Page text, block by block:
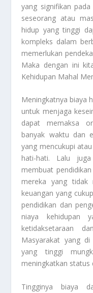
yang signifikan
seseorang atau
hidup yang tinggi
kompleks dalam
memerlukan
Maka dengan ini
Kehidupan Mahal
Meningkatnya biaya
untuk menjaga
dapat memaksa
banyak waktu dan
yang mencukupi
hati-hati. Lalu
membuat
mereka yang tidak
keuangan yang
pendidikan dan
niaya kehidupan
ketidaksetaraan
Masyarakat yang
yang tinggi
meningkatkan status
Tingginya biaya